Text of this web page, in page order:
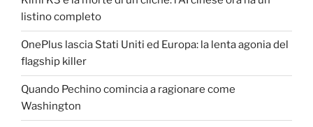
listino completo
OnePlus lascia Stati Uniti ed Europa: la lenta agonia del
flagship killer
Quando Pechino comincia a ragionare come
Washington